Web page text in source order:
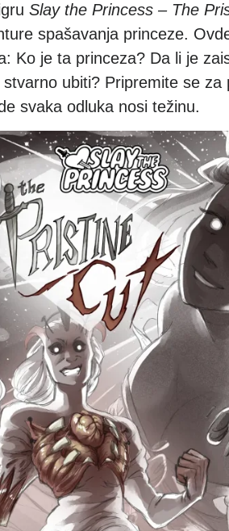
Slay the Princess – The
spašavanja princeze.
Ko je ta princeza? Da li je
ubiti? Pripremite se
svaka odluka nosi težinu.